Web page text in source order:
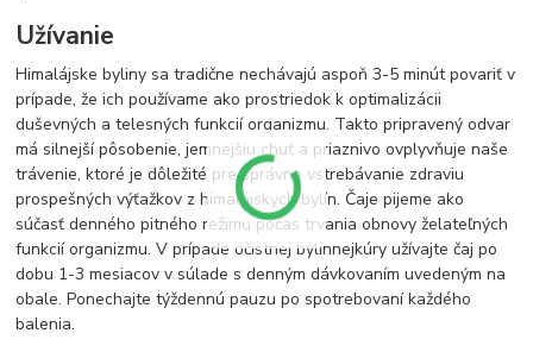
Užívanie
Himalájske byliny sa tradične nechávajú aspoň 3-5 minút povariť v
prípade, že ich používame ako prostriedok k optimalizácii
duševných a telesných funkcií organizmu. Takto pripravený odvar
má silnejší pôsobenie, jemnejšiu chuť a priaznivo ovplyvňuje naše
trávenie, ktoré je dôležité pre správne vstrebávanie zdraviu
prospešných výťažkov z himalájskych bylín. Čaje pijeme ako
súčasť denného pitného režimu počas trvania obnovy želateľných
funkcií organizmu. V prípade očistnej bylinnejkúry užívajte čaj po
dobu 1-3 mesiacov v súlade s denným dávkovaním uvedeným na
obale. Ponechajte týždennú pauzu po spotrebovaní každého
balenia.